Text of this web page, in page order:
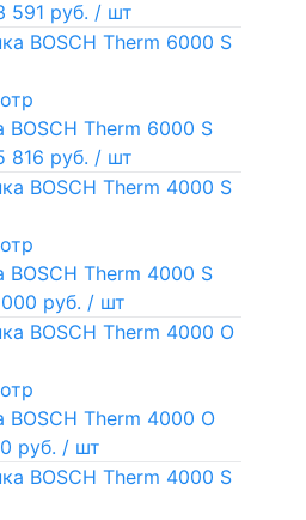
591 руб. / шт
BOSCH Therm 6000 S
816 руб. / шт
BOSCH Therm 4000 S
руб. / шт
BOSCH Therm 4000 O
руб. / шт